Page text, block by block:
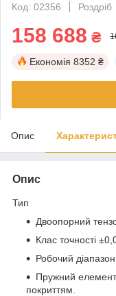
Код: 02356
Роздріб
158 688 ₴
Економія 8352 ₴
Опис
Опис
Тип
Двоопорний
Клас точності
Робочий
Пружний елемент
покриттям.